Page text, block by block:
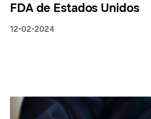
FDA de Estados Unidos
12-02-2024